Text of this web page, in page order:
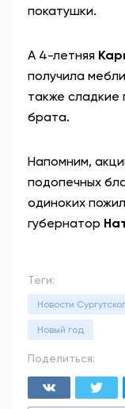
покатушки.
А 4-летняя
получила
также сладкие
брата.
Напомним,
подопечных
одиноких
губернатор
Теги:
Новости
Новый год
Поделиться: